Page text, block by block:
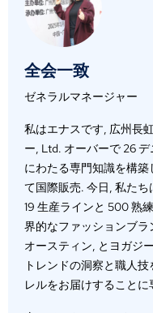
全会一致
ゼネラルマネージャー
私はエナスです, 広州長
ー, Ltd. オーバーで 26
にわたる専門知識を構
て国際販売. 今日, 私たち
19 生産ラインと 500 熟
界的なファッションブ
オースティン, とヨガジ
トレンドの洞察と職人
レルをお届けすること